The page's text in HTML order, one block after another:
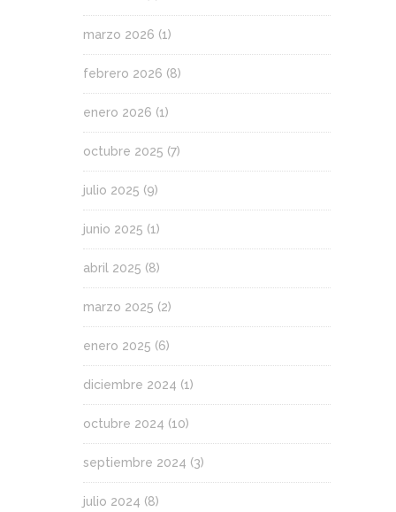
marzo 2026 (1)
febrero 2026 (8)
enero 2026 (1)
octubre 2025 (7)
julio 2025 (9)
junio 2025 (1)
abril 2025 (8)
marzo 2025 (2)
enero 2025 (6)
diciembre 2024 (1)
octubre 2024 (10)
septiembre 2024 (3)
julio 2024 (8)